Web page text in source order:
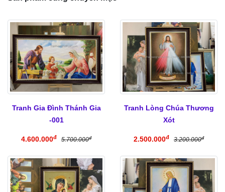
Tranh Gia Đình Thánh Gia
-001
4.600.000đ 5.700.000đ
Tranh Lòng Chúa Thương
Xót
2.500.000đ 3.200.000đ